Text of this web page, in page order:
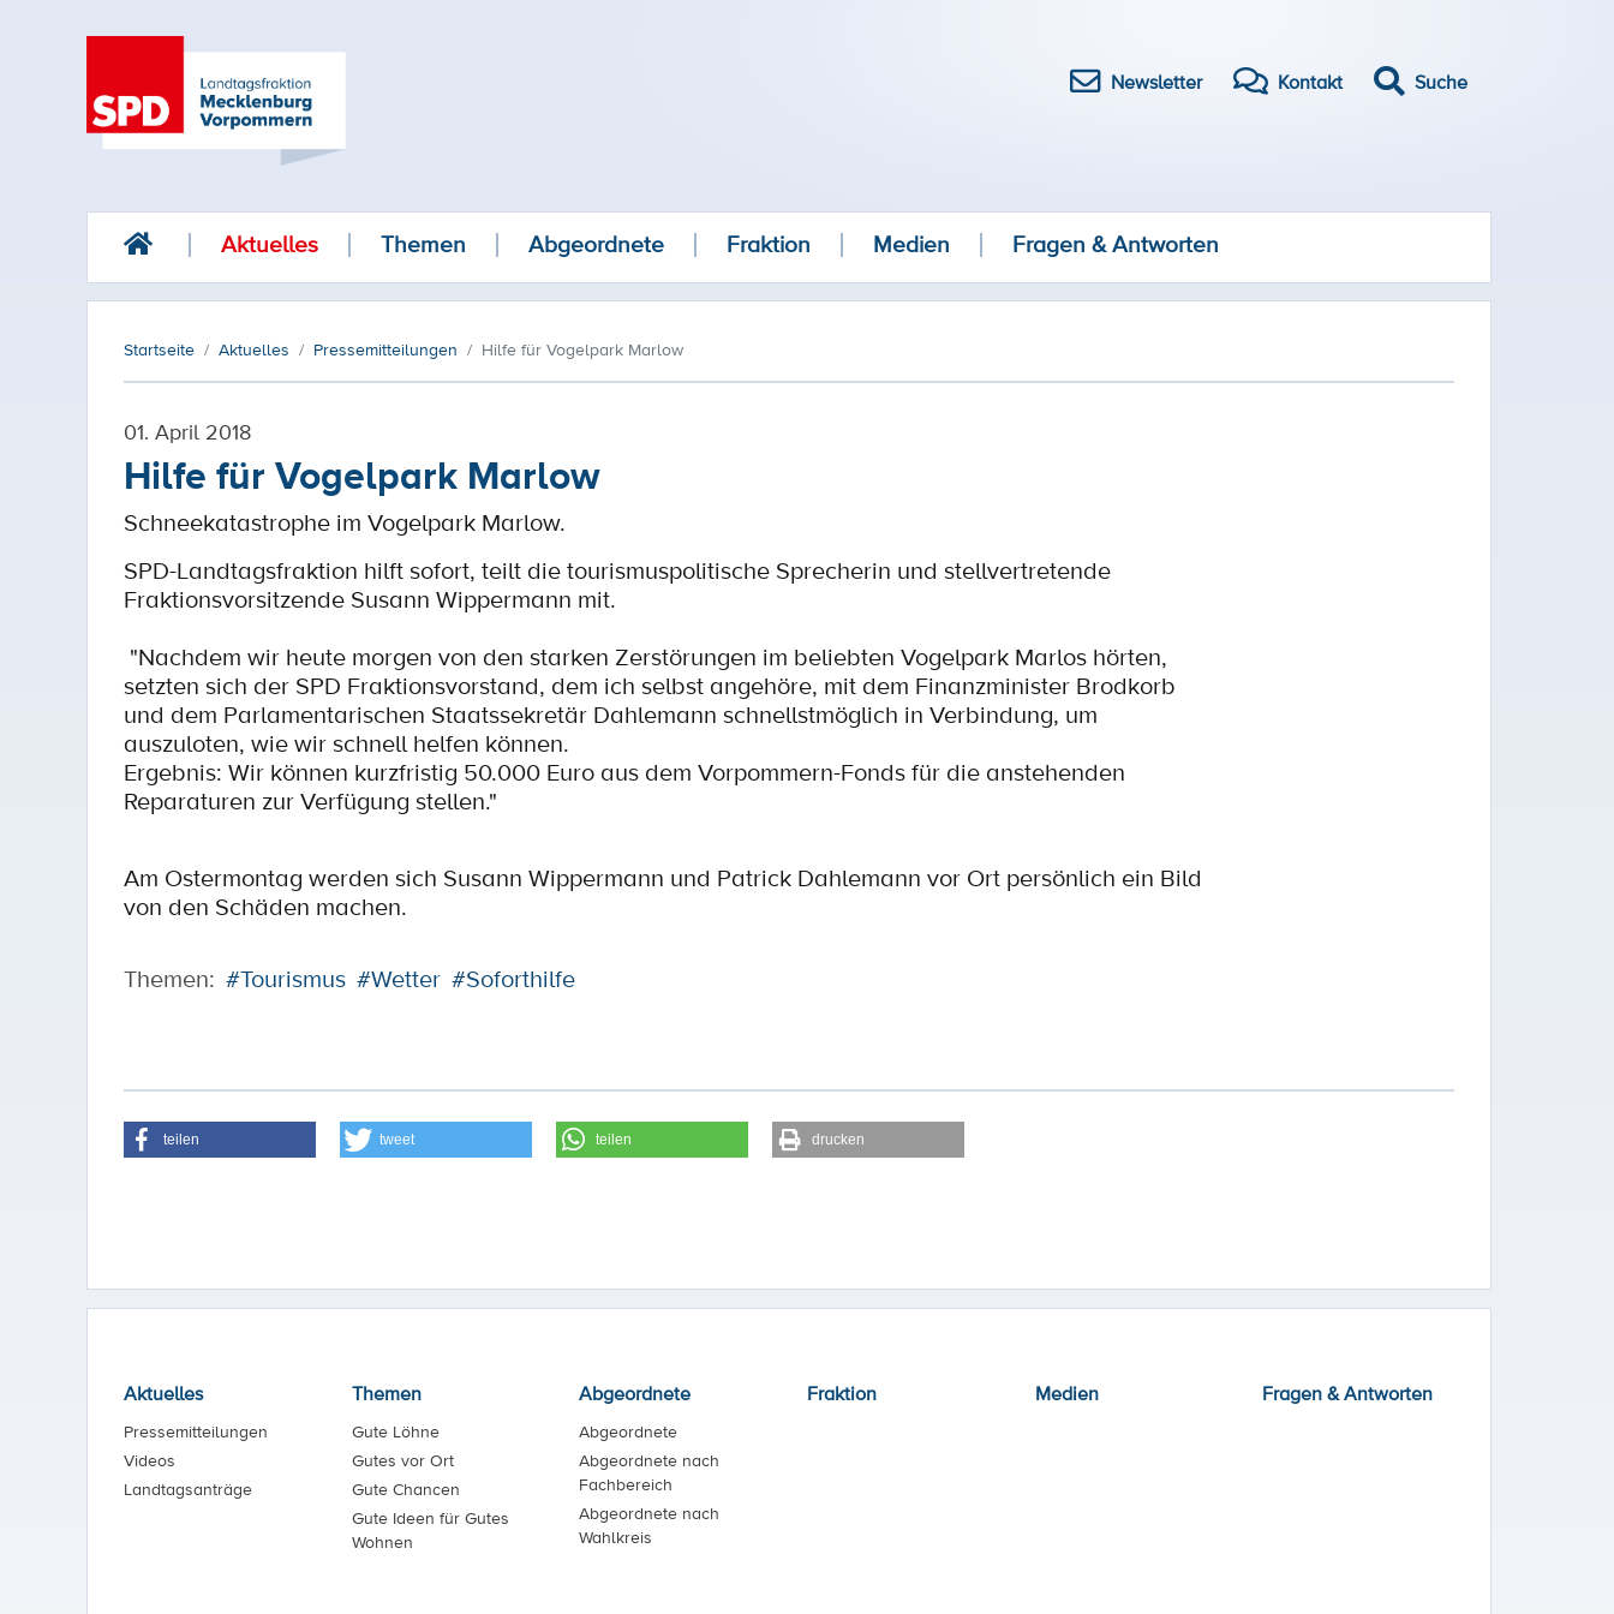
Newsletter Kontakt Suche
Aktuelles Themen Abgeordnete Fraktion Medien Fragen & Antworten
Startseite Aktuelles Pressemitteilungen Hilfe für Vogelpark Marlow
01. April 2018
Hilfe für Vogelpark Marlow
Schneekatastrophe im Vogelpark Marlow.
SPD-Landtagsfraktion hilft sofort, teilt die tourismuspolitische Sprecherin und stellvertretende
Fraktionsvorsitzende Susann Wippermann mit.
"Nachdem wir heute morgen von den starken Zerstörungen im beliebten Vogelpark Marlos hörten,
setzten sich der SPD Fraktionsvorstand, dem ich selbst angehöre, mit dem Finanzminister Brodkorb
und dem Parlamentarischen Staatssekretär Dahlemann schnellstmöglich in Verbindung, um
auszuloten, wie wir schnell helfen können.
Ergebnis: Wir können kurzfristig 50.000 Euro aus dem Vorpommern-Fonds für die anstehenden
Reparaturen zur Verfügung stellen."
Am Ostermontag werden sich Susann Wippermann und Patrick Dahlemann vor Ort persönlich ein Bild
von den Schäden machen.
Themen: #Tourismus #Wetter #Soforthilfe
teilen tweet teilen drucken
Aktuelles
Pressemitteilungen
Videos
Landtagsanträge
Themen
Gute Löhne
Gutes vor Ort
Gute Chancen
Gute Ideen für Gutes
Wohnen
Abgeordnete
Abgeordnete
Abgeordnete nach
Fachbereich
Abgeordnete nach
Wahlkreis
Fraktion Medien Fragen & Antworten